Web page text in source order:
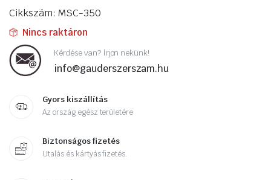
Cikkszám: MSC-350
Nincs raktáron
Kérdése van? Írjon nekünk!
info@gauderszerszam.hu
Gyors kiszállítás
Az ország egész területére
Biztonságos fizetés
Utalás és kártyás fizetés.